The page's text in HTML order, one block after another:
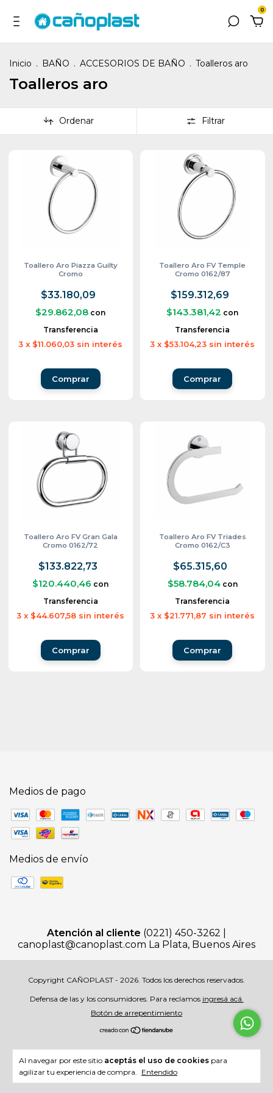
0
Al navegar por este sitio aceptás el uso de cookies para
agilizar tu experiencia de compra. Entendido
Inicio . BAÑO . ACCESORIOS DE BAÑO . Toalleros aro
Toalleros aro
Ordenar Filtrar
Toallero Aro Piazza Guilty
Cromo
$33.180,09
$29.862,08 con
Transferencia
3 x $11.060,03 sin interés
Toallero Aro FV Temple
Cromo 0162/87
$159.312,69
$143.381,42 con
Transferencia
3 x $53.104,23 sin interés
Toallero Aro FV Gran Gala
Cromo 0162/72
$133.822,73
$120.440,46 con
Transferencia
3 x $44.607,58 sin interés
Toallero Aro FV Triades
Cromo 0162/C3
$65.315,60
$58.784,04 con
Transferencia
3 x $21.771,87 sin interés
Medios de pago
Medios de envío
Atención al cliente (0221) 450-3262 |
canoplast@canoplast.com La Plata, Buenos Aires
Copyright CAÑOPLAST - 2026. Todos los derechos reservados.
Defensa de las y los consumidores. Para reclamos ingresá acá.
Botón de arrepentimiento